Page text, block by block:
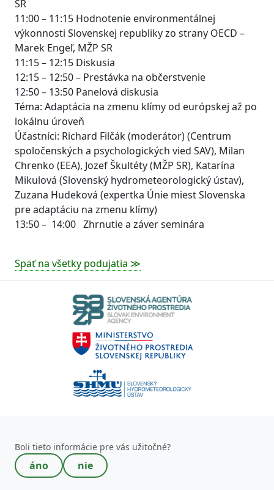
SR
11:00 – 11:15 Hodnotenie environmentálnej
výkonnosti Slovenskej republiky zo strany OECD –
Marek Engeľ, MŽP SR
11:15 – 12:15 Diskusia
12:15 – 12:50 – Prestávka na občerstvenie
12:50 – 13:50 Panelová diskusia
Téma: Adaptácia na zmenu klímy od európskej až po
lokálnu úroveň
Účastníci: Richard Filčák (moderátor) (Centrum
spoločenských a psychologických vied SAV), Milan
Chrenko (EEA), Jozef Škultéty (MŽP SR), Katarína
Mikulová (Slovenský hydrometeorologický ústav),
Zuzana Hudeková (expertka Únie miest Slovenska
pre adaptáciu na zmenu klímy)
13:50 – 14:00 Zhrnutie a záver seminára
Späť na všetky podujatia ≫
Boli tieto informácie pre vás užitočné?
áno nie
Toto pole nevypĺňajte!